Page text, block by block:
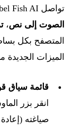
تواصل Babel Fish AI مهمتها: تمكينك من
الصوت إلى نص،
المتصفح بكل
الميزات الجديدة
قائمة سياق
انقر بزر
صياغته